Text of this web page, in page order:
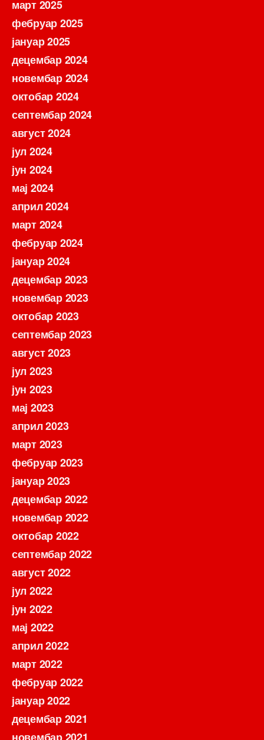
март 2025
фебруар 2025
јануар 2025
децембар 2024
новембар 2024
октобар 2024
септембар 2024
август 2024
јул 2024
јун 2024
мај 2024
април 2024
март 2024
фебруар 2024
јануар 2024
децембар 2023
новембар 2023
октобар 2023
септембар 2023
август 2023
јул 2023
јун 2023
мај 2023
април 2023
март 2023
фебруар 2023
јануар 2023
децембар 2022
новембар 2022
октобар 2022
септембар 2022
август 2022
јул 2022
јун 2022
мај 2022
април 2022
март 2022
фебруар 2022
јануар 2022
децембар 2021